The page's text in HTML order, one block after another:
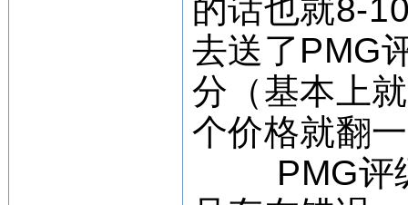
的话也就8-
去送了PMG
分（基本上
个价格就翻
PMG评